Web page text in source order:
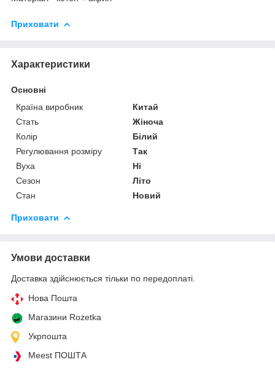
Приховати
Характеристики
Основні
Країна виробник
Китай
Стать
Жіноча
Колір
Білий
Регулювання розміру
Так
Вуха
Ні
Сезон
Літо
Стан
Новий
Приховати
Умови доставки
Доставка здійснюється тільки по передоплаті.
Нова Пошта
Магазини Rozetka
Укрпошта
Meest ПОШТА